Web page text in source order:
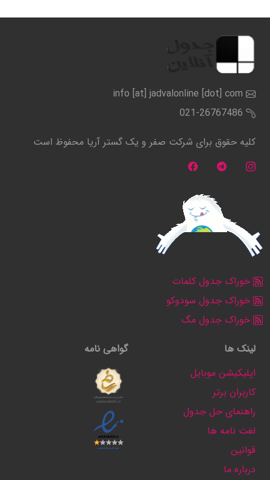
info [at] jadvalonline [dot] com
021-26767486
کلیه حقوق برای شرکت صفر و یک گستر آریا محفوظ است
خوراک جدول کلمات
خوراک جدول سودوکو
خوراک جدول مگ
لینک ها
اپلیکیشن موبایل
کاربران برتر
راهنمای حل جدول
لغت نامه ها
قوانین
درباره ما
گواهی نامه